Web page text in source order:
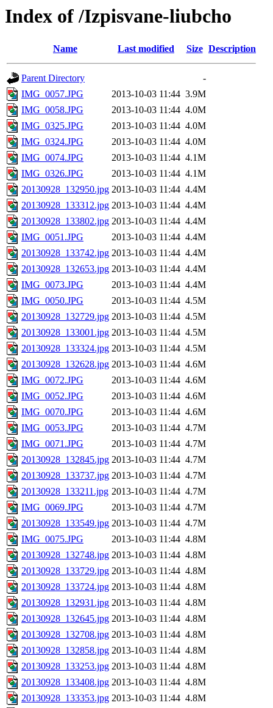
Index of /Izpisvane-liubcho
Name Last modified Size Description
Parent Directory
-
IMG_0057.JPG
2013-10-03 11:44 3.9M
IMG_0058.JPG
2013-10-03 11:44 4.0M
IMG_0325.JPG
2013-10-03 11:44 4.0M
IMG_0324.JPG
2013-10-03 11:44 4.0M
IMG_0074.JPG
2013-10-03 11:44 4.1M
IMG_0326.JPG
2013-10-03 11:44 4.1M
20130928_132950.jpg 2013-10-03 11:44 4.4M
20130928_133312.jpg 2013-10-03 11:44 4.4M
20130928_133802.jpg 2013-10-03 11:44 4.4M
IMG_0051.JPG
2013-10-03 11:44 4.4M
20130928_133742.jpg 2013-10-03 11:44 4.4M
20130928_132653.jpg 2013-10-03 11:44 4.4M
IMG_0073.JPG
2013-10-03 11:44 4.4M
IMG_0050.JPG
2013-10-03 11:44 4.5M
20130928_132729.jpg 2013-10-03 11:44 4.5M
20130928_133001.jpg 2013-10-03 11:44 4.5M
20130928_133324.jpg 2013-10-03 11:44 4.5M
20130928_132628.jpg 2013-10-03 11:44 4.6M
IMG_0072.JPG
2013-10-03 11:44 4.6M
IMG_0052.JPG
2013-10-03 11:44 4.6M
IMG_0070.JPG
2013-10-03 11:44 4.6M
IMG_0053.JPG
2013-10-03 11:44 4.7M
IMG_0071.JPG
2013-10-03 11:44 4.7M
20130928_132845.jpg 2013-10-03 11:44 4.7M
20130928_133737.jpg 2013-10-03 11:44 4.7M
20130928_133211.jpg 2013-10-03 11:44 4.7M
IMG_0069.JPG
2013-10-03 11:44 4.7M
20130928_133549.jpg 2013-10-03 11:44 4.7M
IMG_0075.JPG
2013-10-03 11:44 4.8M
20130928_132748.jpg 2013-10-03 11:44 4.8M
20130928_133729.jpg 2013-10-03 11:44 4.8M
20130928_133724.jpg 2013-10-03 11:44 4.8M
20130928_132931.jpg 2013-10-03 11:44 4.8M
20130928_132645.jpg 2013-10-03 11:44 4.8M
20130928_132708.jpg 2013-10-03 11:44 4.8M
20130928_132858.jpg 2013-10-03 11:44 4.8M
20130928_133253.jpg 2013-10-03 11:44 4.8M
20130928_133408.jpg 2013-10-03 11:44 4.8M
20130928_133353.jpg 2013-10-03 11:44 4.8M